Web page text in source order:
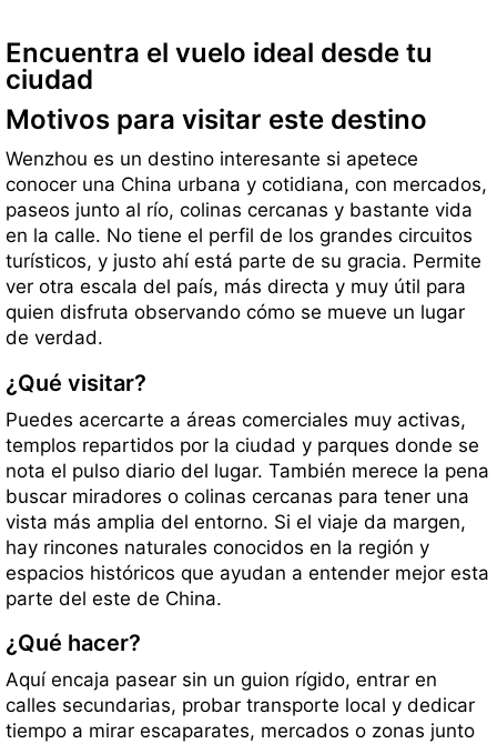
Encuentra el vuelo ideal desde tu
ciudad
Motivos para visitar este destino
Wenzhou es un destino interesante si apetece
conocer una China urbana y cotidiana, con mercados,
paseos junto al río, colinas cercanas y bastante vida
en la calle. No tiene el perfil de los grandes circuitos
turísticos, y justo ahí está parte de su gracia. Permite
ver otra escala del país, más directa y muy útil para
quien disfruta observando cómo se mueve un lugar
de verdad.
¿Qué visitar?
Puedes acercarte a áreas comerciales muy activas,
templos repartidos por la ciudad y parques donde se
nota el pulso diario del lugar. También merece la pena
buscar miradores o colinas cercanas para tener una
vista más amplia del entorno. Si el viaje da margen,
hay rincones naturales conocidos en la región y
espacios históricos que ayudan a entender mejor esta
parte del este de China.
¿Qué hacer?
Aquí encaja pasear sin un guion rígido, entrar en
calles secundarias, probar transporte local y dedicar
tiempo a mirar escaparates, mercados o zonas junto